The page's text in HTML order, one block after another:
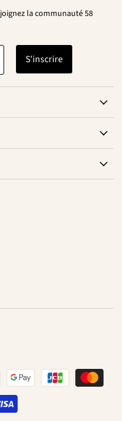
la communauté 58
S'inscrire